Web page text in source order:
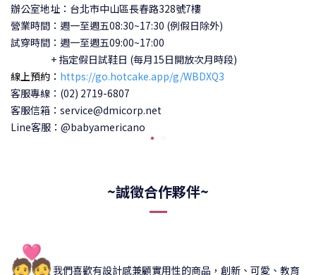
辦公室地址：台北市中山區長春路328號7樓
營業時間：週一至週五08:30~17:30 (例假日除外)
試穿時間： 週一至週五09:00~17:00
+ 指定假日試鞋日 (每月15日開放次月時段)
線上預約： https://go.hotcake.app/g/WBDXQ3
客服專線：(02) 2719-6807
客服信箱：service@dmicorp.net
Line客服：@babyamericano
~誠徵合作夥伴~
💑我們喜歡有設計感兼顧實用性的商品，創新、可愛、教育